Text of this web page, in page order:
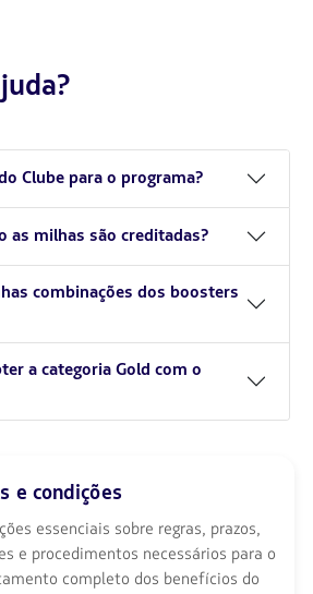
Clube para o programa?
as milhas são creditadas?
combinações dos boosters
a categoria Gold com o
e condições
essenciais sobre regras, prazos,
e procedimentos necessários para o
completo dos benefícios do